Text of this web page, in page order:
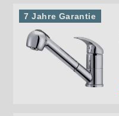
7 Jahre Garantie